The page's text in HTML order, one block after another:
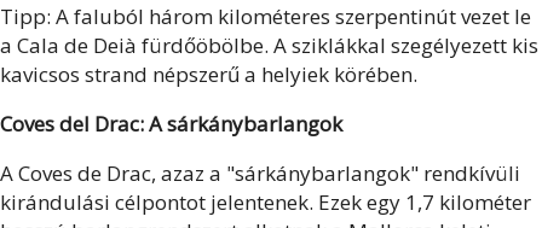
Tipp: A faluból három kilométeres szerpentinút vezet le
a Cala de Deià fürdőöbölbe. A sziklákkal szegélyezett kis
kavicsos strand népszerű a helyiek körében.
Coves del Drac: A sárkánybarlangok
A Coves de Drac, azaz a "sárkánybarlangok" rendkívüli
kirándulási célpontot jelentenek. Ezek egy 1,7 kilométer